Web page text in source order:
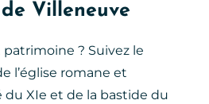
Villeneuve
? Suivez le
l’église romane et
XIe et de la bastide du